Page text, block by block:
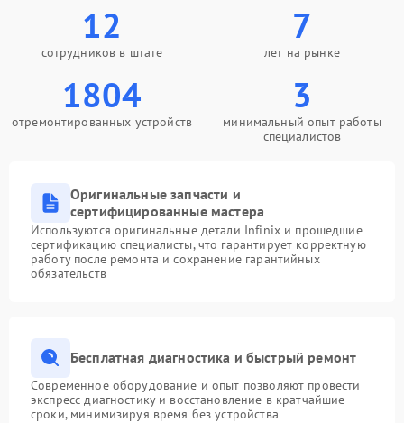
12
сотрудников в штате
7
лет на рынке
1804
отремонтированных устройств
3
минимальный опыт работы
специалистов
Оригинальные запчасти и
сертифицированные мастера
Используются оригинальные детали Infinix и прошедшие
сертификацию специалисты, что гарантирует корректную
работу после ремонта и сохранение гарантийных
обязательств
Бесплатная диагностика и быстрый ремонт
Современное оборудование и опыт позволяют провести
экспресс-диагностику и восстановление в кратчайшие
сроки, минимизируя время без устройства